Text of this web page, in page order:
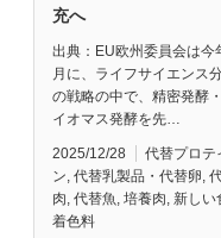
充へ
出典：EU欧州委員会は今
月に、ライフサイエンス
の戦略の中で、精密発酵
イオマス発酵を先…
2025/12/28
代替プロテ
ン 代替乳製品・代替卵
肉 代替魚 培養肉 新しい
着色料